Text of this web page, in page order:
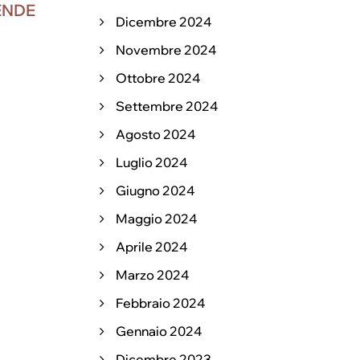
Dicembre 2024
Novembre 2024
Ottobre 2024
Settembre 2024
Agosto 2024
Luglio 2024
Giugno 2024
Maggio 2024
Aprile 2024
Marzo 2024
Febbraio 2024
Gennaio 2024